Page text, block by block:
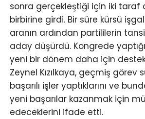
sonra gerçekleştiği için iki taraf
birbirine girdi. Bir süre kürsü
aranın ardından partililerin
aday düşürdü. Kongrede
yeni bir dönem daha için
Zeynel Kızılkaya, geçmiş görev
başarılı işler yaptıklarını ve
yeni başarılar kazanmak için
edeceklerini ifade etti.